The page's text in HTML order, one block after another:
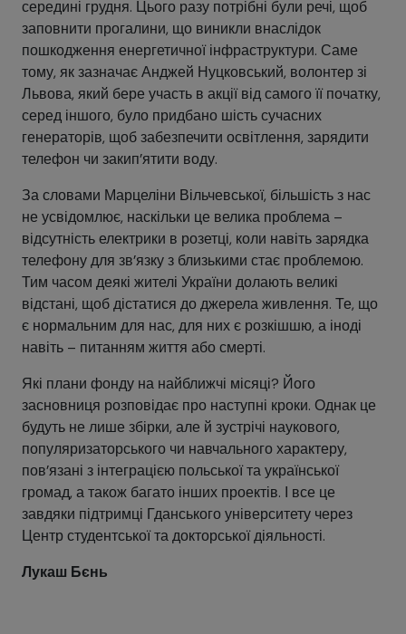
середині грудня. Цього разу потрібні були речі, щоб
заповнити прогалини, що виникли внаслідок
пошкодження енергетичної інфраструктури. Саме
тому, як зазначає Анджей Нуцковський, волонтер зі
Львова, який бере участь в акції від самого її початку,
серед іншого, було придбано шість сучасних
генераторів, щоб забезпечити освітлення, зарядити
телефон чи закип’ятити воду.
За словами Марцеліни Вільчевської, більшість з нас
не усвідомлює, наскільки це велика проблема –
відсутність електрики в розетці, коли навіть зарядка
телефону для зв’язку з близькими стає проблемою.
Тим часом деякі жителі України долають великі
відстані, щоб дістатися до джерела живлення. Те, що
є нормальним для нас, для них є розкішшю, а іноді
навіть – питанням життя або смерті.
Які плани фонду на найближчі місяці? Його
засновниця розповідає про наступні кроки. Однак це
будуть не лише збірки, але й зустрічі наукового,
популяризаторського чи навчального характеру,
пов’язані з інтеграцією польської та української
громад, а також багато інших проектів. І все це
завдяки підтримці Гданського університету через
Центр студентської та докторської діяльності.
Лукаш Бєнь